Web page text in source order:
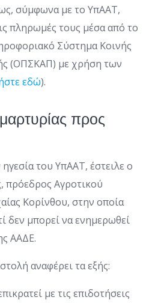
σύμφωνα με το ΥπΑΑΤ,
πληρωμές τους μέσα από το
Σύστημα Κοινής
(ΟΠΣΚΑΠ) με χρήση των
εδώ).
προς
του ΥπΑΑΤ, έστειλε ο
πρόεδρος Αγροτικού
Κορίνθου, στην οποία
δεν μπορεί να ενημερωθεί
ΑΑΔΕ.
αναφέρει τα εξής:
με τις επιδοτήσεις